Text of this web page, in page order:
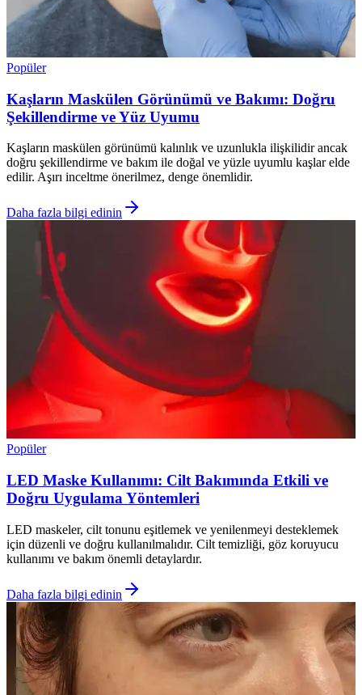
Popüler
Kaşların Maskülen Görünümü ve Bakımı: Doğru
Şekillendirme ve Yüz Uyumu
Kaşların maskülen görünümü kalınlık ve uzunlukla ilişkilidir ancak
doğru şekillendirme ve bakım ile doğal ve yüzle uyumlu kaşlar elde
edilir. Aşırı inceltme önerilmez, denge önemlidir.
Daha fazla bilgi edinin
Popüler
LED Maske Kullanımı: Cilt Bakımında Etkili ve
Doğru Uygulama Yöntemleri
LED maskeler, cilt tonunu eşitlemek ve yenilenmeyi desteklemek
için düzenli ve doğru kullanılmalıdır. Cilt temizliği, göz koruyucu
kullanımı ve bakım önemli detaylardır.
Daha fazla bilgi edinin